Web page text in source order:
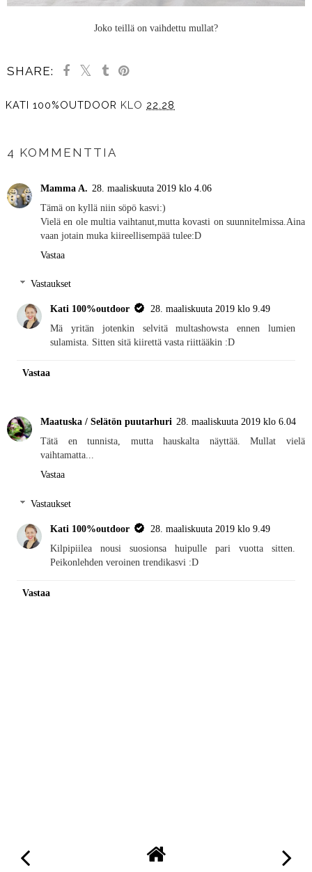
Joko teillä on vaihdettu mullat?
SHARE:
KATI 100%OUTDOOR KLO 22.28
4 KOMMENTTIA
Mamma A. 28. maaliskuuta 2019 klo 4.06
Tämä on kyllä niin söpö kasvi:)
Vielä en ole multia vaihtanut,mutta kovasti on suunnitelmissa.Aina
vaan jotain muka kiireellisempää tulee:D
Vastaa
Vastaukset
Kati 100%outdoor
28. maaliskuuta 2019 klo 9.49
Mä yritän jotenkin selvitä multashowsta ennen lumien
sulamista. Sitten sitä kiirettä vasta riittääkin :D
Vastaa
Maatuska / Selätön puutarhuri 28. maaliskuuta 2019 klo 6.04
Tätä en tunnista, mutta hauskalta näyttää. Mullat vielä
vaihtamatta...
Vastaa
Vastaukset
Kati 100%outdoor
28. maaliskuuta 2019 klo 9.49
Kilpipiilea nousi suosionsa huipulle pari vuotta sitten.
Peikonlehden veroinen trendikasvi :D
Vastaa